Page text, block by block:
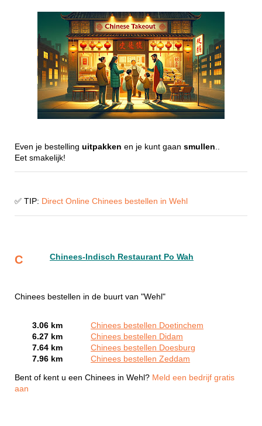
Even je bestelling uitpakken en je kunt gaan smullen
Eet smakelijk!
✅ TIP: Direct Online Chinees bestellen in Wehl
C Chinees-Indisch Restaurant Po Wah
Chinees bestellen in de buurt van "Wehl"
3.06 km
Chinees bestellen Doetinchem
6.27 km
Chinees bestellen Didam
7.64 km
Chinees bestellen Doesburg
7.96 km
Chinees bestellen Zeddam
Bent of kent u een Chinees in Wehl? Meld een bedrijf gratis
aan